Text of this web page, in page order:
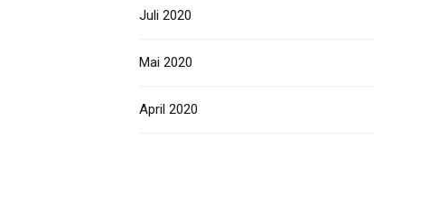
Juli 2020
Mai 2020
April 2020